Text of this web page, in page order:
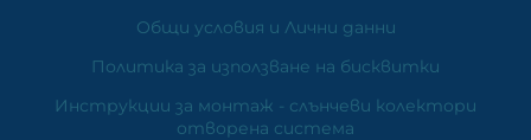
Общи условия и Лични данни
Политика за използване на бисквитки
Инструкции за монтаж - слънчеви колектори
отворена система